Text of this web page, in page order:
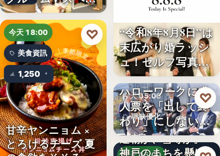
ボ東武宇…
今天 18:00
美食資訊
1,250
甘辛ヤンニョム ×
とろけるチーズ 夏
♡
“令和8年8月8日”は
末広がり婚ラッシ
ュ！セルフ写真館
「…
今天 05:00
職缺優化
文字
ハローワークに求
人票を「出して終
わり」にしない。
求人票・…
♡
連覇か、雪辱か。
神戸のまちを懸け